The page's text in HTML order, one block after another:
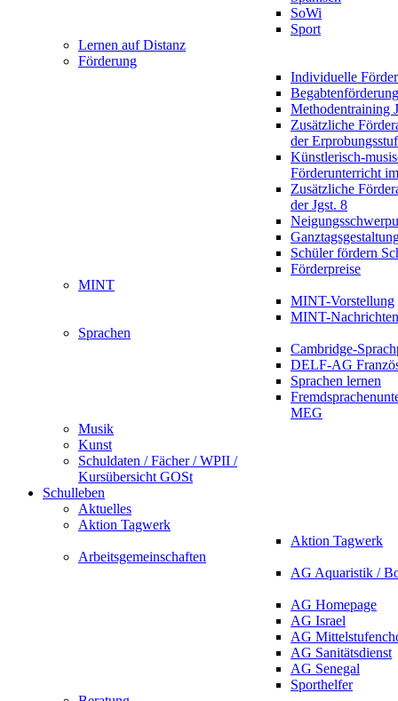
SoWi
Sport
Lernen auf Distanz
Förderung
Individuelle
Begabtenförderung
Methodentraining
Zusätzliche
der
Künstlerisch-
Förderunterricht
Zusätzliche
der Jgst. 8
Schüler fördern
Förderpreise
MINT
MINT-Vorstellung
MINT-Nachrichten
Sprachen
Cambridge-
DELF-AG
Sprachen lernen
MEG
Musik
Kunst
Schuldaten / Fächer / WPII /
Kursübersicht GOSt
Schulleben
Aktuelles
Aktion Tagwerk
Aktion Tagwerk
Arbeitsgemeinschaften
AG Aquaristik /
AG Homepage
AG Israel
AG
AG Sanitätsdienst
AG Senegal
Sporthelfer